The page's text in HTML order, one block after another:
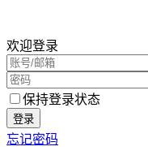
欢迎登录
保持登录状态
登录
忘记密码